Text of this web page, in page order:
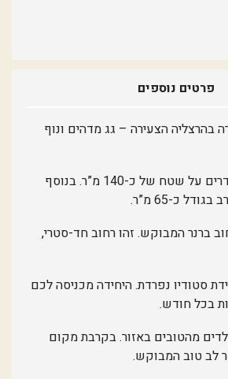
פרטים נוספים
בהרצליה הצעירה – גג מדהים ונוף
הדירה מציעה 5.5 חדרים על שטח של כ-140 מ”ר. בנוסף
כ-65 מ”ר.
ברנר המבוקש. זהו רחוב חד-סטרי,
סטודיו נפרדת. היחידה מכניסה לכם
מהטובים באזור. בקרבת מקום
לב טוב המבוקש.